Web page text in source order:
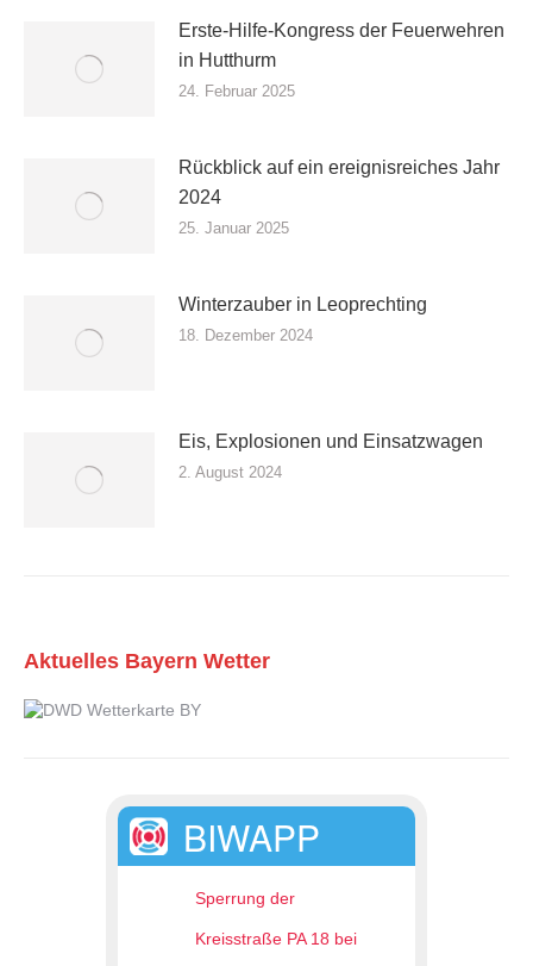
Erste-Hilfe-Kongress der Feuerwehren
in Hutthurm
24. Februar 2025
Rückblick auf ein ereignisreiches Jahr
2024
25. Januar 2025
Winterzauber in Leoprechting
18. Dezember 2024
Eis, Explosionen und Einsatzwagen
2. August 2024
Aktuelles Bayern Wetter
BIWAPP
Sperrung der
Kreisstraße PA 18 bei